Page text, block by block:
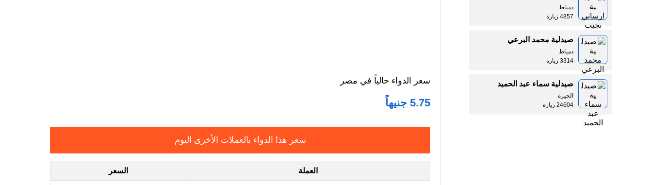
سعر الدواء حالياً في مصر
5.75 جنيهاً
سعر هذا الدواء بالعملات الأخرى اليوم
العملة السعر
دمياط
4857 زيارة
صيدلية محمد البرعي
دمياط
3314 زيارة
صيدلية سماء عبد الحميد
الجيزة
24604 زيارة